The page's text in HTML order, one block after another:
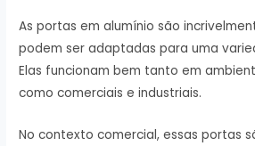
As portas em alumínio são
podem ser adaptadas para uma
Elas funcionam bem tanto em
como comerciais e industriais.
No contexto comercial, essas portas